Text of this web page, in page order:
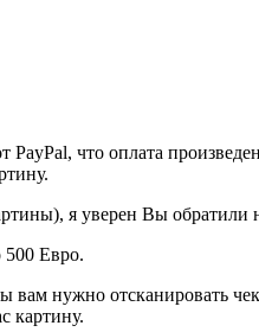
что оплата
я уверен Вы
500 Евро.
нужно отсканировать
картину.